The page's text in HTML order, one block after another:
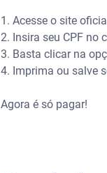
1. Acesse o site
2. Insira seu CPF no
3. Basta clicar na
4. Imprima ou salve
Agora é só pagar!